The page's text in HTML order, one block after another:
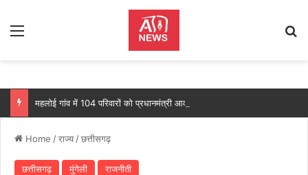
Menu
Home /राज्य /छत्तीसगढ़
छत्तीसगढ़ मुंगेली राजनीती